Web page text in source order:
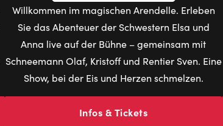
Willkommen im magischen Arendelle. Erleben
Sie das Abenteuer der Schwestern Elsa und
Anna live auf der Bühne – gemeinsam mit
Schneemann Olaf, Kristoff und Rentier Sven. Eine
Show, bei der Eis und Herzen schmelzen.
Infos & Tickets